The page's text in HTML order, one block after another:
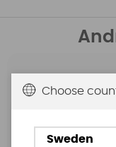
Aquasure FD
Choose
Sweden